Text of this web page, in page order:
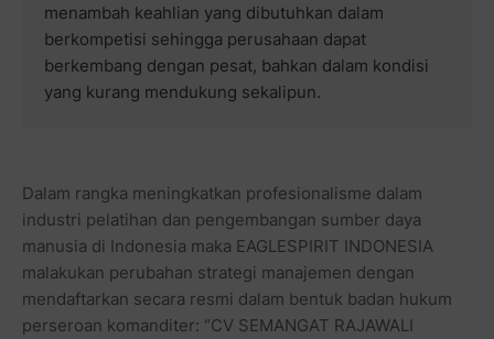
menambah keahlian yang dibutuhkan dalam
berkompetisi sehingga perusahaan dapat
berkembang dengan pesat, bahkan dalam kondisi
yang kurang mendukung sekalipun.
Dalam rangka meningkatkan profesionalisme dalam
industri pelatihan dan pengembangan sumber daya
manusia di Indonesia maka EAGLESPIRIT INDONESIA
malakukan perubahan strategi manajemen dengan
mendaftarkan secara resmi dalam bentuk badan hukum
perseroan komanditer: “CV SEMANGAT RAJAWALI